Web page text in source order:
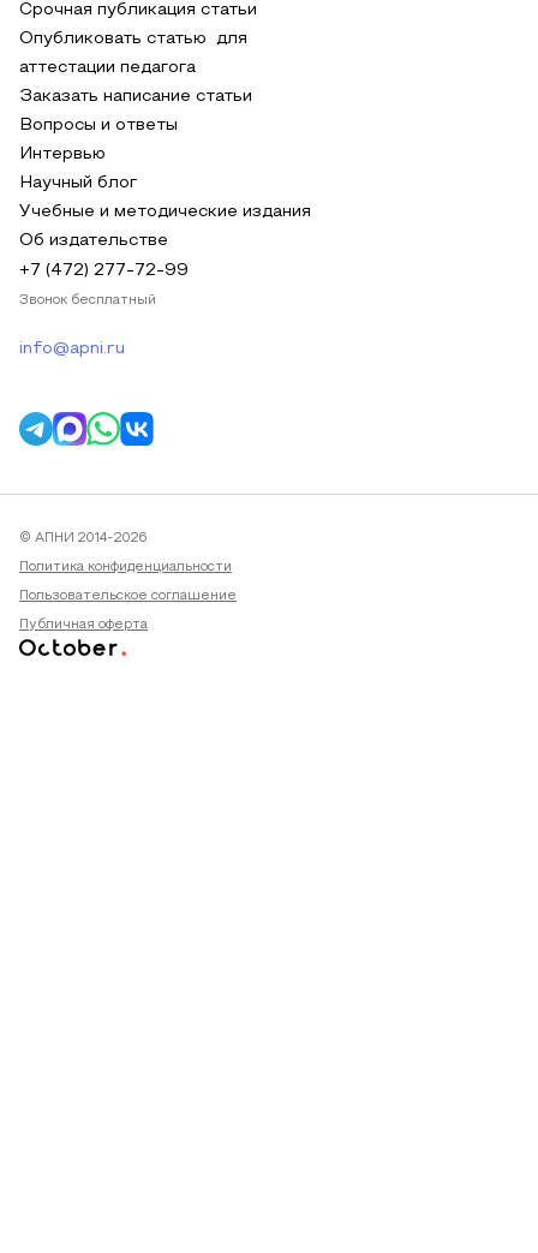
Срочная публикация статьи
Опубликовать статью для
аттестации педагога
Заказать написание статьи
Вопросы и ответы
Интервью
Научный блог
Учебные и методические издания
Об издательстве
+7 (472) 277-72-99
Звонок бесплатный
info@apni.ru
© АПНИ 2014-2026
Политика конфиденциальности
Пользовательское соглашение
Публичная оферта